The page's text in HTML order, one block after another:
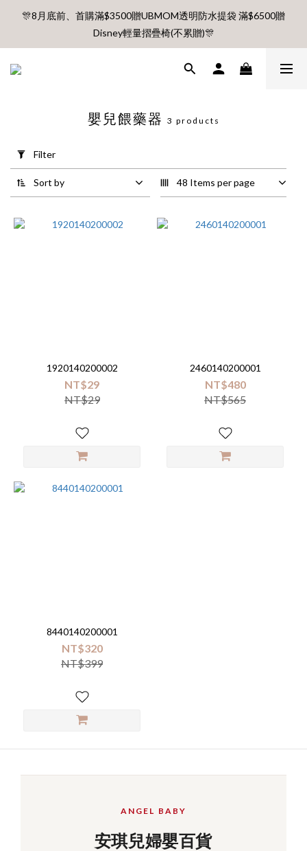
🎊8月底前、首購滿$3500贈UBMOM透明防水提袋 滿$6500贈
Disney輕量摺疊椅(不累贈)🎊
🎊8月底前、首購滿$3500贈UBMOM透明防水提袋 滿$6500贈
Disney輕量摺疊椅(不累贈)🎊
【村却國際溫泉酒店】指定平日免加價升等雙面景觀客房
8月每週五、六、日 新會員 首購免運🔥
🎊8月底前、首購滿$3500贈UBMOM透明防水提袋 滿$6500贈
Disney輕量摺疊椅(不累贈)🎊
(0/20)
(NT$)
MOTHER-
嬰兒餵藥器 3 products
Filter
Sort by 48 Items per page
1920140200002
NT$29
NT$29
2460140200001
NT$480
NT$565
8440140200001
NT$320
NT$399
ANGEL BABY
安琪兒婦嬰百貨